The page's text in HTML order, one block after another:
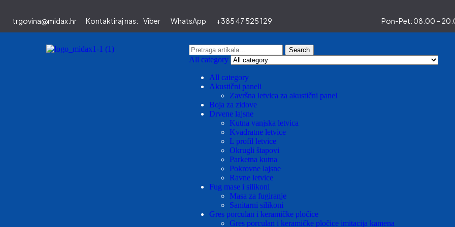
trgovina@midax.hr Kontaktiraj nas: Viber WhatsApp +385 47 525 129 Pon-Pet: 08.00 –
Search
All category
All category
Akustični paneli
Završna letvica za akustični panel
Boja za zidove
Drvene lajsne
Kutna vanjska letvica
Kvadratne letvice
L profil letvice
Okrugli štapovi
Parketna kutna
Pokrovne lajsne
Ravne letvice
Fug mase i silikoni
Masa za fugiranje
Sanitarni silikoni
Gres porculan i keramičke pločice
Gres porculan i keramičke pločice imitacija kamena